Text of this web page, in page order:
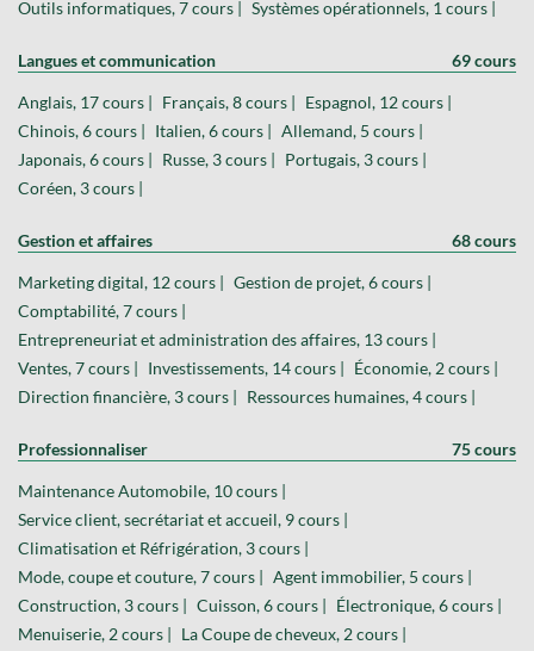
Outils informatiques, 7 cours | Systèmes opérationnels, 1 cours |
Langues et communication 69 cours
Anglais, 17 cours | Français, 8 cours | Espagnol, 12 cours |
Chinois, 6 cours | Italien, 6 cours | Allemand, 5 cours |
Japonais, 6 cours | Russe, 3 cours | Portugais, 3 cours |
Coréen, 3 cours |
Gestion et affaires 68 cours
Marketing digital, 12 cours | Gestion de projet, 6 cours |
Comptabilité, 7 cours |
Entrepreneuriat et administration des affaires, 13 cours |
Ventes, 7 cours | Investissements, 14 cours | Économie, 2 cours |
Direction financière, 3 cours | Ressources humaines, 4 cours |
Professionnaliser 75 cours
Maintenance Automobile, 10 cours |
Service client, secrétariat et accueil, 9 cours |
Climatisation et Réfrigération, 3 cours |
Mode, coupe et couture, 7 cours | Agent immobilier, 5 cours |
Construction, 3 cours | Cuisson, 6 cours | Électronique, 6 cours |
Menuiserie, 2 cours | La Coupe de cheveux, 2 cours |